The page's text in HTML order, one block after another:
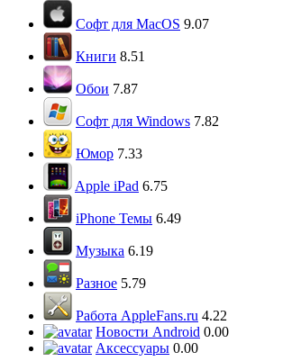
Софт для MacOS 9.07
Книги 8.51
Обои 7.87
Софт для Windows 7.82
Юмор 7.33
Apple iPad 6.75
iPhone Темы 6.49
Музыка 6.19
Разное 5.79
Работа AppleFans.ru 4.22
Новости Android 0.00
Аксессуары 0.00